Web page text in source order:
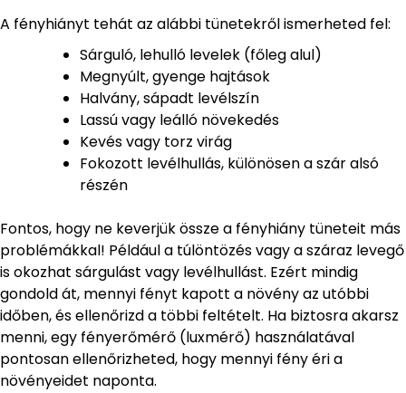
A fényhiányt tehát az alábbi tünetekről ismerheted fel:
Sárguló, lehulló levelek (főleg alul)
Megnyúlt, gyenge hajtások
Halvány, sápadt levélszín
Lassú vagy leálló növekedés
Kevés vagy torz virág
Fokozott levélhullás, különösen a szár alsó
részén
Fontos, hogy ne keverjük össze a fényhiány tüneteit más
problémákkal! Például a túlöntözés vagy a száraz levegő
is okozhat sárgulást vagy levélhullást. Ezért mindig
gondold át, mennyi fényt kapott a növény az utóbbi
időben, és ellenőrizd a többi feltételt. Ha biztosra akarsz
menni, egy fényerőmérő (luxmérő) használatával
pontosan ellenőrizheted, hogy mennyi fény éri a
növényeidet naponta.